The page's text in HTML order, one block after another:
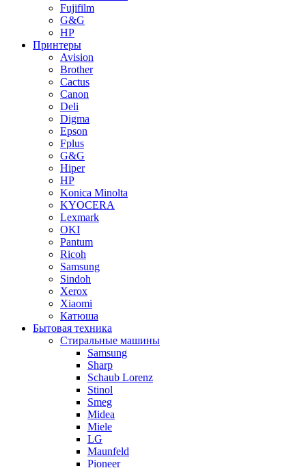
Fujifilm
G&G
HP
Принтеры
Avision
Brother
Cactus
Canon
Deli
Digma
Epson
Fplus
G&G
Hiper
HP
Konica Minolta
KYOCERA
Lexmark
OKI
Pantum
Ricoh
Samsung
Sindoh
Xerox
Xiaomi
Катюша
Бытовая техника
Стиральные машины
Samsung
Sharp
Schaub Lorenz
Stinol
Smeg
Midea
Miele
LG
Maunfeld
Pioneer